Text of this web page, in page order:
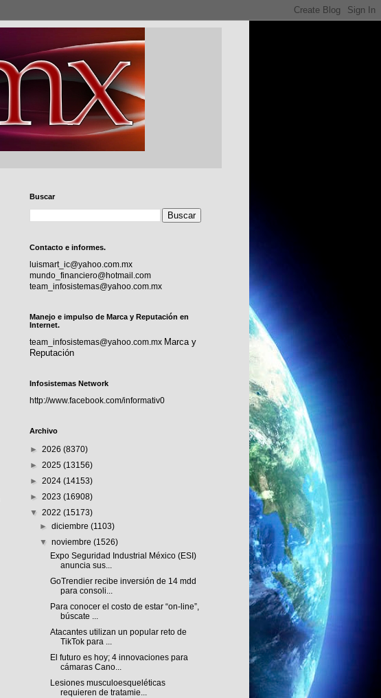
Buscar
Contacto e informes.
luismart_ic@yahoo.com.mx
mundo_financiero@hotmail.com
team_infosistemas@yahoo.com.mx
Manejo e impulso de Marca y Reputación en
Internet.
team_infosistemas@yahoo.com.mx Marca y
Reputación
Infosistemas Network
http://www.facebook.com/informativ0
Archivo
► 2026 (8370)
► 2025 (13156)
► 2024 (14153)
► 2023 (16908)
▼ 2022 (15173)
►diciembre(1103)
▼noviembre(1526)
Expo Seguridad Industrial México (ESI)
anuncia sus...
GoTrendier recibe inversión de 14 mdd
para consoli...
Para conocer el costo de estar “on-line”,
búscate ...
Atacantes utilizan un popular reto de
TikTok para ...
El futuro es hoy; 4 innovaciones para
cámaras Cano...
Lesiones musculoesqueléticas
requieren de tratamie...